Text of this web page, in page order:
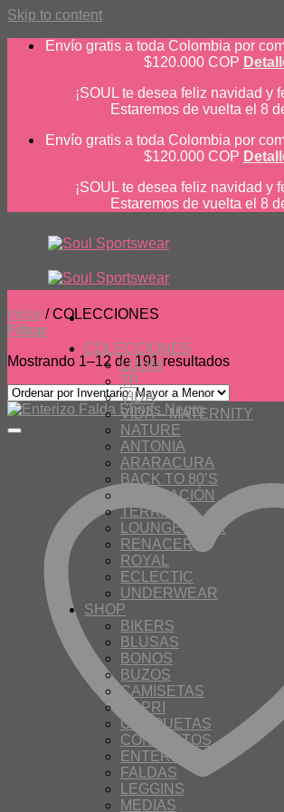
Skip to content
Envío gratis a toda Colombia por
$120.000 COP
¡SOUL te desea feliz navidad y
Estaremos de vuelta el 8
Envío gratis a toda Colombia por
$120.000 COP
¡SOUL te desea feliz navidad y
Estaremos de vuelta el 8
COLECCIONES
LUUM
TP
VIDA
VIDA – MATERNITY
NATURE
ANTONIA
ARARACURA
BACK TO 80’S
INSPIRACIÓN
TERRA
LOUNGEWEAR
RENACER
ROYAL
ECLECTIC
UNDERWEAR
SHOP
BIKERS
BLUSAS
BONOS
BUZOS
CAMISETAS
CAPRI
CHAQUETAS
CONJUNTOS
ENTERIZOS
FALDAS
LEGGINS
MEDIAS
Inicio /COLECCIONES
Filtrar
Mostrando 1–12 de 191 resultados